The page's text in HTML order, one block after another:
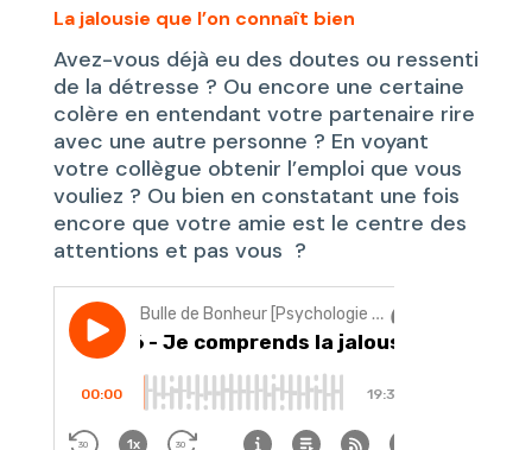
La jalousie que l’on connaît bien
Avez-vous déjà eu des doutes ou ressenti
de la détresse ? Ou encore une certaine
colère en entendant votre partenaire rire
avec une autre personne ? En voyant
votre collègue obtenir l’emploi que vous
vouliez ? Ou bien en constatant une fois
encore que votre amie est le centre des
attentions et pas vous ?